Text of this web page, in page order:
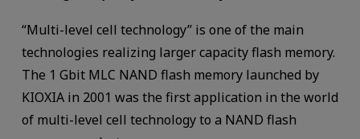
“Multi-level cell technology” is one of the main
technologies realizing larger capacity flash memory.
The 1 Gbit MLC NAND flash memory launched by
KIOXIA in 2001 was the first application in the world
of multi-level cell technology to a NAND flash